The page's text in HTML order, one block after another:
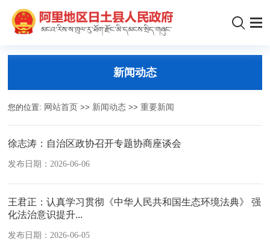
新闻动态
您的位置: 网站首页 >> 新闻动态 >>重要新闻
徐志涛：自治区政协召开专题协商座谈会
发布日期：2026-06-06
王君正：认真学习贯彻《中华人民共和国生态环境法典》 强
化法治意识提升...
发布日期：2026-06-05